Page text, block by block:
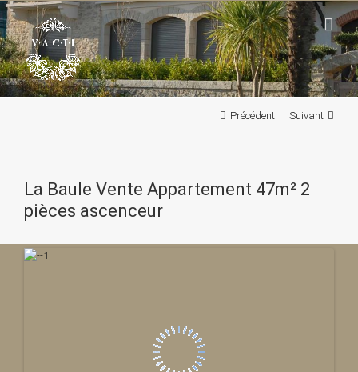
Passer
au
contenu
Précédent Suivant
La Baule Vente Appartement 47m² 2
pièces ascenceur